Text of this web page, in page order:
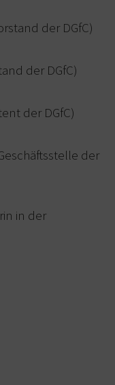
der DGfC)
der DGfC)
der DGfC)
der
in der